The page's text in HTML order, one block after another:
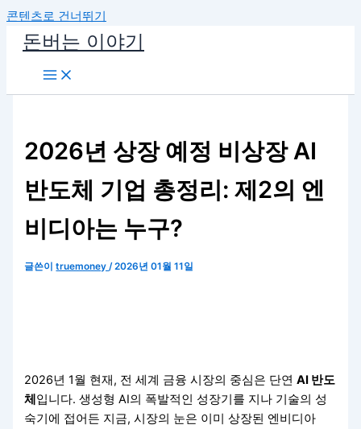
콘텐츠로 건너뛰기
돈버는 이야기
2026년 상장 예정 비상장 AI
반도체 기업 총정리: 제2의 엔
비디아는 누구?
글쓴이truemoney/2026년 01월 11일
2026년 1월 현재, 전 세계 금융 시장의 중심은 단연AI 반도
체입니다. 생성형 AI의 폭발적인 성장기를 지나 기술의 성
숙기에 접어든 지금, 시장의 눈은 이미 상장된 엔비디아